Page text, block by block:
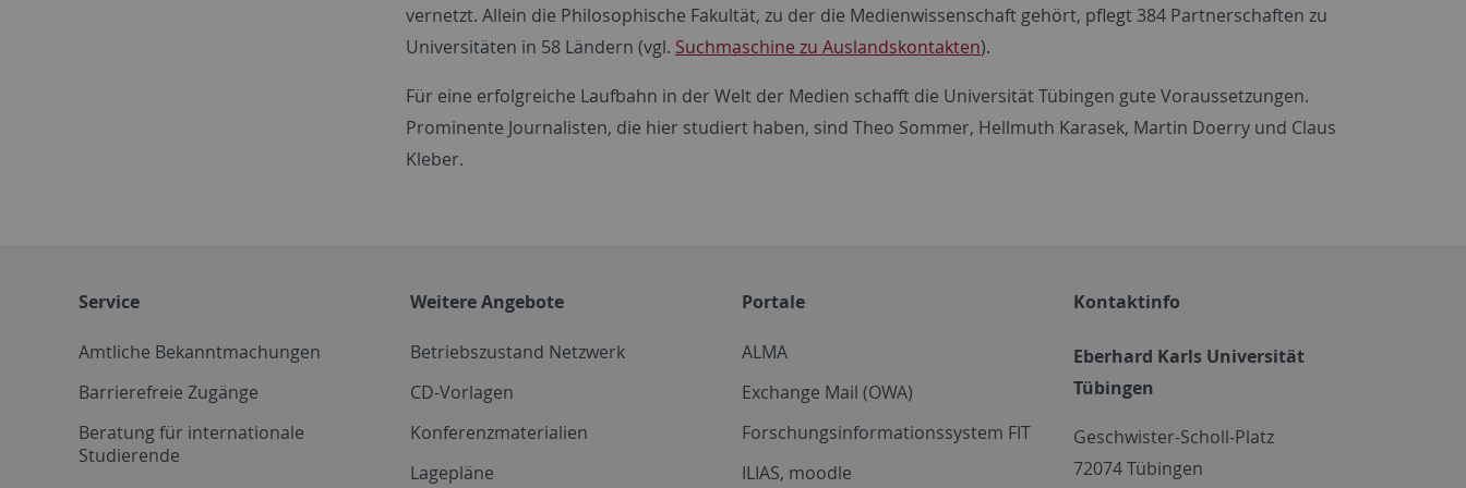
vernetzt. Allein die Philosophische Fakultät, zu der die Medienwissenschaft gehört, pflegt 384 Partnerschaften zu
Universitäten in 58 Ländern (vgl. Suchmaschine zu Auslandskontakten).
Für eine erfolgreiche Laufbahn in der Welt der Medien schafft die Universität Tübingen gute Voraussetzungen.
Prominente Journalisten, die hier studiert haben, sind Theo Sommer, Hellmuth Karasek, Martin Doerry und Claus
Kleber.
Service
Amtliche Bekanntmachungen
Barrierefreie Zugänge
Beratung für internationale
Studierende
Weitere Angebote
Betriebszustand Netzwerk
CD-Vorlagen
Konferenzmaterialien
Lagepläne
Portale
ALMA
Exchange Mail (OWA)
Forschungsinformationssystem FIT
ILIAS, moodle
Kontaktinfo
Eberhard Karls Universität
Tübingen
Geschwister-Scholl-Platz
72074 Tübingen